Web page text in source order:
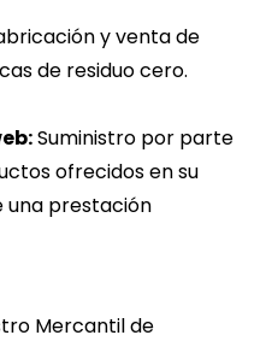
y venta de
de residuo cero.
Suministro por parte
ofrecidos en su
una prestación
Mercantil de